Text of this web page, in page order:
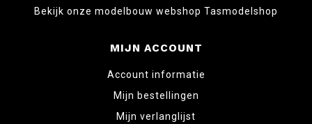
Bekijk onze modelbouw webshop Tasmodelshop
MIJN ACCOUNT
Account informatie
Mijn bestellingen
Mijn verlanglijst